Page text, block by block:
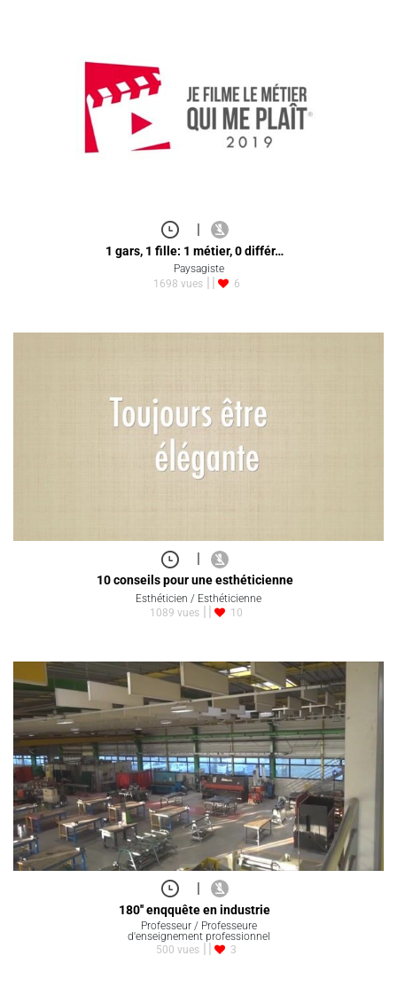
|
1 gars, 1 fille: 1 métier, 0 différ…
Paysagiste
1698 vues
6
|
10 conseils pour une esthéticienne
Esthéticien / Esthéticienne
1089 vues
10
|
180'' enqquête en industrie
Professeur / Professeure
d'enseignement professionnel
500 vues
3